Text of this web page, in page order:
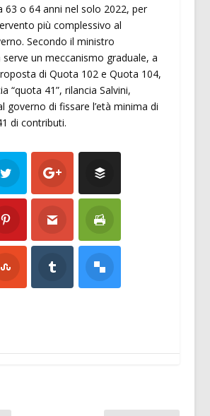
63 o 64 anni nel solo 2022, per
più complessivo al
Secondo il ministro
serve un meccanismo graduale, a
di Quota 102 e Quota 104,
“quota 41”, rilancia Salvini,
governo di fissare l’età minima di
di contributi.